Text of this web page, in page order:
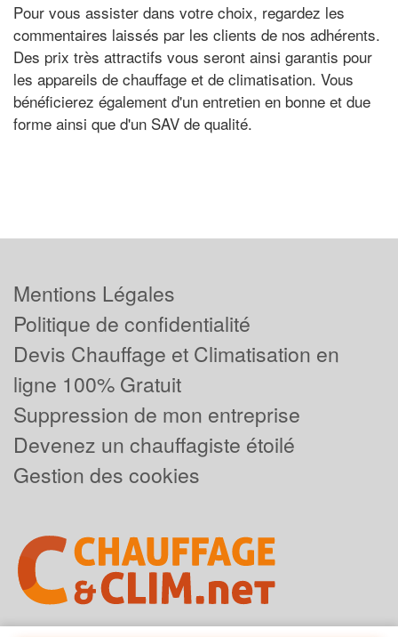
Pour vous assister dans votre choix, regardez les
commentaires laissés par les clients de nos adhérents.
Des prix très attractifs vous seront ainsi garantis pour
les appareils de chauffage et de climatisation. Vous
bénéficierez également d'un entretien en bonne et due
forme ainsi que d'un SAV de qualité.
Mentions Légales
Politique de confidentialité
Devis Chauffage et Climatisation en
ligne 100% Gratuit
Suppression de mon entreprise
Devenez un chauffagiste étoilé
Gestion des cookies